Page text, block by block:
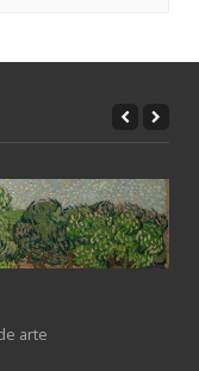
arte